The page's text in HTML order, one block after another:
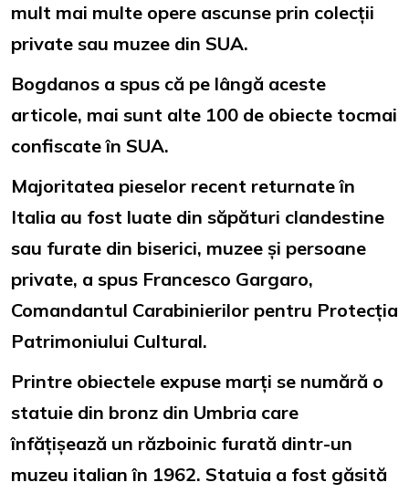
mult mai multe opere ascunse prin colecții
private sau muzee din SUA.
Bogdanos a spus că pe lângă aceste
articole, mai sunt alte 100 de obiecte tocmai
confiscate în SUA.
Majoritatea pieselor recent returnate în
Italia au fost luate din săpături clandestine
sau furate din biserici, muzee și persoane
private, a spus Francesco Gargaro,
Comandantul Carabinierilor pentru Protecția
Patrimoniului Cultural.
Printre obiectele expuse marți se numără o
statuie din bronz din Umbria care
înfățișează un războinic furată dintr-un
muzeu italian în 1962. Statuia a fost găsită